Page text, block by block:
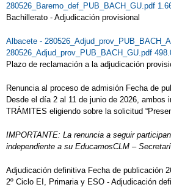
280526_Baremo_def_PUB_BACH_GU.pdf
Bachillerato - Adjudicación provisional
Albacete -
280526_Adjud_prov_PUB_BACH_GU.pdf
Plazo de reclamación a la adjudicación
Renuncia al proceso de admisión Fecha de
Desde el día 2 al 11 de junio de 2026, ambos
TRÁMITES eligiendo sobre la solicitud
IMPORTANTE: La renuncia a seguir
independiente a su EducamosCLM –
Adjudicación definitiva Fecha de publicación
2º Ciclo EI, Primaria y ESO - Adjudicación